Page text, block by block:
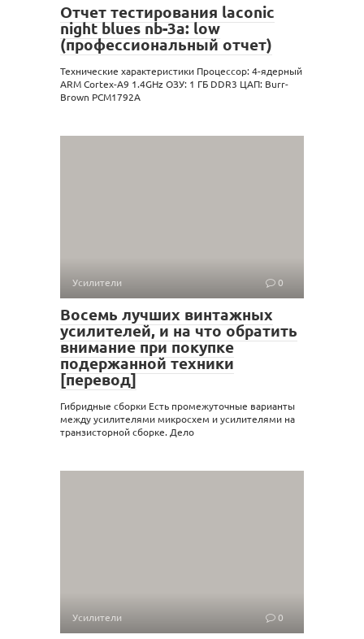
Отчет тестирования laconic
night blues nb-3a: low
(профессиональный отчет)
Технические характеристики Процессор: 4-ядерный
ARM Cortex-A9 1.4GHz ОЗУ: 1 ГБ DDR3 ЦАП: Burr-
Brown PCM1792A
Усилители 0
Восемь лучших винтажных
усилителей, и на что обратить
внимание при покупке
подержанной техники
[перевод]
Гибридные сборки Есть промежуточные варианты
между усилителями микросхем и усилителями на
транзисторной сборке. Дело
Усилители 0